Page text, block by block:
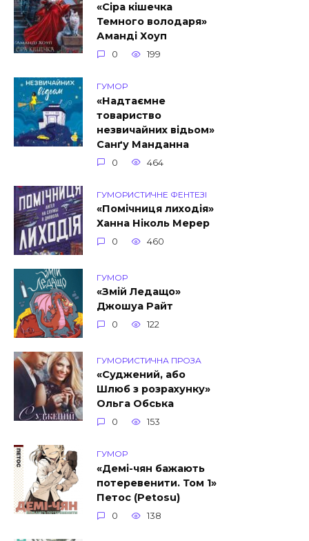
«Сіра кішечка
Темного володаря»
Аманді Хоуп
0 199
ГУМОР
«Надтаємне
товариство
незвичайних відьом»
Санґу Манданна
0 464
ГУМОРИСТИЧНЕ ФЕНТЕЗІ
«Помічниця лиходія»
Ханна Ніколь Мерер
0 460
ГУМОР
«Змій Ледащо»
Джошуа Райт
0 122
ГУМОРИСТИЧНА ПРОЗА
«Суджений, або
Шлюб з розрахунку»
Ольга Обська
0 153
ГУМОР
«Демі-чян бажають
потеревенити. Том 1»
Петос (Petosu)
0 138